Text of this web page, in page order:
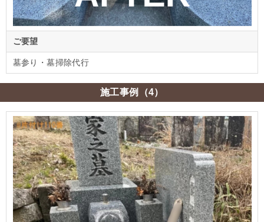
ご要望
墓参り・墓掃除代行
施工事例（4）